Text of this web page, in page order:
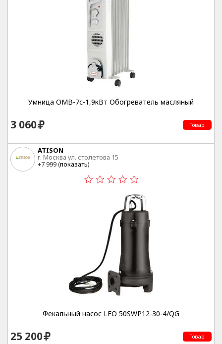
Умница ОМВ-7с-1,9кВт Обогреватель масляный
3 060 Товар
ATISON
г. Москва ул. столетова 15
+7 999 (показать)
Фекальный насос LEO 50SWP12-30-4/QG
25 200 Товар